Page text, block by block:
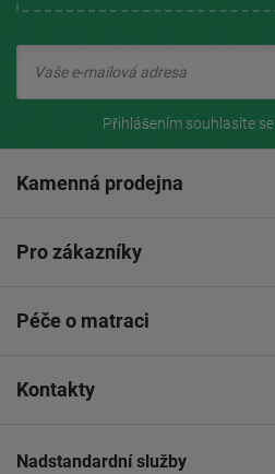
Přihlášením souhlasíte se
Kamenná prodejna
Pro zákazníky
Péče o matraci
Kontakty
Nadstandardní služby